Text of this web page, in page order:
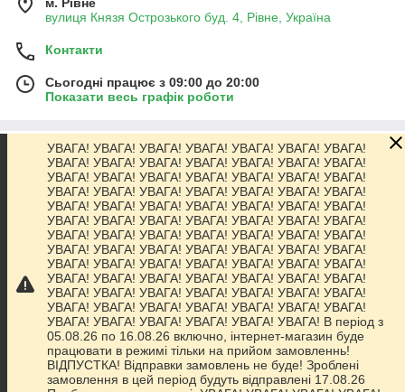
Одноразові чохли з каталогу магазину«Стоматех»
стоматологічних клінік і кабінетів та відповідають вимогам
організації робочого процесу.
Ключові особливості категорії:
використання для стоматологічного обладнання
різні розміри та формати
простота встановлення та зняття
сумісність із поширеними типами обладнання
одноразове використання
використання в умовах клініки
доставка по всій Україні
вулиця Князя Острозького буд. 4, Рівне, Україна
Контакти
Сьогодні працює з 09:00 до 20:00
Показати весь графік роботи
Про нас
Контакти
Доставка та оплата
Графік роботи
Повна версія сайту
Сайт створено на маркетплейсі Prom.ua
УВАГА! УВАГА! УВАГА! УВАГА! УВАГА! УВАГА! УВАГА!
УВАГА! УВАГА! УВАГА! УВАГА! УВАГА! УВАГА! УВАГА!
УВАГА! УВАГА! УВАГА! УВАГА! УВАГА! УВАГА! УВАГА!
УВАГА! УВАГА! УВАГА! УВАГА! УВАГА! УВАГА! УВАГА!
УВАГА! УВАГА! УВАГА! УВАГА! УВАГА! УВАГА! УВАГА!
УВАГА! УВАГА! УВАГА! УВАГА! УВАГА! УВАГА! УВАГА!
УВАГА! УВАГА! УВАГА! УВАГА! УВАГА! УВАГА! УВАГА!
УВАГА! УВАГА! УВАГА! УВАГА! УВАГА! УВАГА! УВАГА!
УВАГА! УВАГА! УВАГА! УВАГА! УВАГА! УВАГА! УВАГА!
УВАГА! УВАГА! УВАГА! УВАГА! УВАГА! УВАГА! УВАГА!
УВАГА! УВАГА! УВАГА! УВАГА! УВАГА! УВАГА! УВАГА!
УВАГА! УВАГА! УВАГА! УВАГА! УВАГА! УВАГА! УВАГА!
УВАГА! УВАГА! УВАГА! УВАГА! УВАГА! УВАГА! В період з
05.08.26 по 16.08.26 включно, інтернет-магазин буде
працювати в режимі тільки на прийом замовленнь!
ВІДПУСТКА! Відправки замовлень не буде! Зроблені
замовлення в цей період будуть відправлені 17.08.26